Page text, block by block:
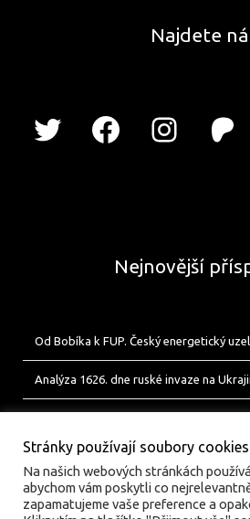
Najdete
Nejnovější
Od Bobíka k FUP. Český energetický
Analýza 1626. dne ruské invaze na
Stránky používají soubory cookies
Na našich webových stránkách
abychom vám poskytli co
zapamatujeme vaše preference a